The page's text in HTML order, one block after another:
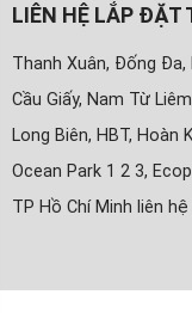
LIÊN HỆ LẮP ĐẶT
Thanh Xuân, Đống Đa,
Cầu Giấy, Nam Từ
Long Biên, HBT, Hoàn
Ocean Park 1 2 3,
TP Hồ Chí Minh liên hệ